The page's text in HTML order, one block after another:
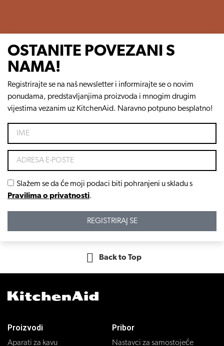
OSTANITE POVEZANI S
NAMA!
Registrirajte se na naš newsletter i informirajte se o novim
ponudama, predstavljanjima proizvoda i mnogim drugim
vijestima vezanim uz KitchenAid. Naravno potpuno besplatno!
Slažem se da će moji podaci biti pohranjeni u skladu s
Pravilima o privatnosti.
REGISTRIRAJ SE
Back to Top
Proizvodi
Aparati za kavu
Pribor
Nastavci za samostojeće